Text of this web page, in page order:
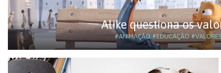
Alike questiona os
#ANIMAÇÃO#EDUCAÇÃO#VALORES